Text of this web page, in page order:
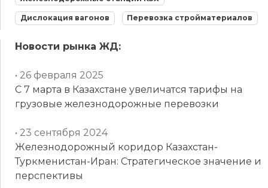
Дислокация вагонов Перевозка стройматериалов
Новости рынка ЖД:
• 26 февраля 2025
С 7 марта в Казахстане увеличатся тарифы на
грузовые железнодорожные перевозки
• 23 сентября 2024
Железнодорожный коридор Казахстан-
Туркменистан-Иран: Стратегическое значение и
перспективы